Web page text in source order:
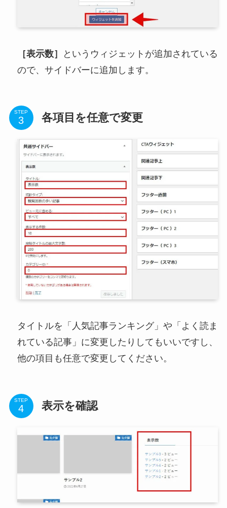
［表示数］
というウィジェットが追加されている
ので、サイドバーに追加します。
STEP 各項目を任意で変更
タイトルを「人気記事ランキング」や「よく読ま
れている記事」に変更したりしてもいいですし、
他の項目も任意で変更してください。
STEP 表示を確認